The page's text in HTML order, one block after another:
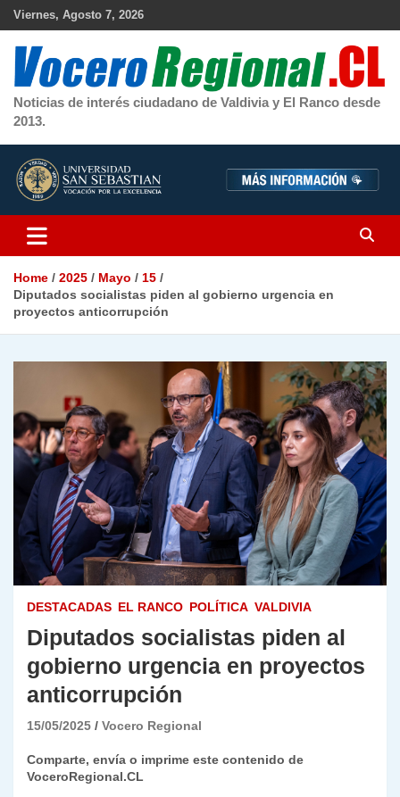
Skip
Viernes, Agosto 7, 2026
Noticias de interés ciudadano de Valdivia y El Ranco desde
2013.
Home 2025 Mayo
15
Diputados socialistas piden al gobierno urgencia en
proyectos anticorrupción
DESTACADAS EL RANCO POLÍTICA VALDIVIA
Diputados socialistas piden al
gobierno urgencia en proyectos
anticorrupción
15/05/2025 Vocero Regional
Comparte, envía o imprime este contenido de
VoceroRegional.CL